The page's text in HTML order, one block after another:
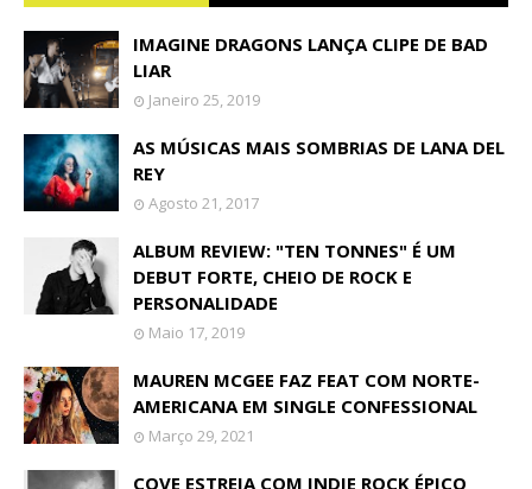
IMAGINE DRAGONS LANÇA CLIPE DE BAD
LIAR
Janeiro 25, 2019
AS MÚSICAS MAIS SOMBRIAS DE LANA DEL
REY
Agosto 21, 2017
ALBUM REVIEW: "TEN TONNES" É UM
DEBUT FORTE, CHEIO DE ROCK E
PERSONALIDADE
Maio 17, 2019
MAUREN MCGEE FAZ FEAT COM NORTE-
AMERICANA EM SINGLE CONFESSIONAL
Março 29, 2021
COVE ESTREIA COM INDIE ROCK ÉPICO